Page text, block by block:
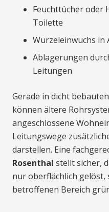
Feuchttücher oder
Toilette
Wurzeleinwuchs in
Ablagerungen
Leitungen
Gerade in dicht
können ältere
angeschlossene
Leitungswege
darstellen. Eine
Rosenthal stellt sicher,
nur oberflächlich
betroffenen Bereich